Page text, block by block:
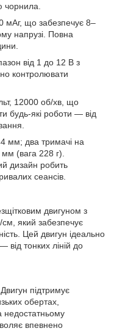
чорнила.
мАг, що забезпечує 8–
напрузі. Повна
від 1 до 12 В з
контролювати
12000 об/хв, що
будь-які роботи — від
мм; два тримачі на
(вага 228 г).
дизайн робить
сеансів.
двигуном з
який забезпечує
Цей двигун ідеально
від тонких ліній до
Двигун підтримує
обертах,
недостатньому
впевнено